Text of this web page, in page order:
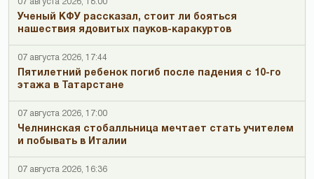
07 августа 2026, 18:00
Ученый КФУ рассказал, стоит ли бояться
нашествия ядовитых пауков-каракуртов
07 августа 2026, 17:44
Пятилетний ребенок погиб после падения с 10-го
этажа в Татарстане
07 августа 2026, 17:00
Челнинская стобалльница мечтает стать учителем
и побывать в Италии
07 августа 2026, 16:36